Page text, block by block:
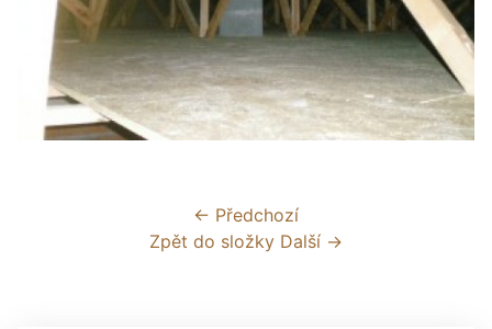
← Předchozí
Zpět do složky Další →